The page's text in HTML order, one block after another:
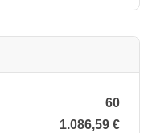
60
1.086,59 €